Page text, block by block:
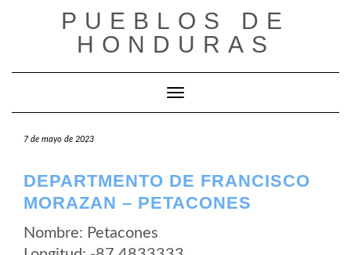
PUEBLOS DE
HONDURAS
Cambiar modo de navegación
7 de mayo de 2023
DEPARTMENTO DE FRANCISCO
MORAZAN – PETACONES
Nombre: Petacones